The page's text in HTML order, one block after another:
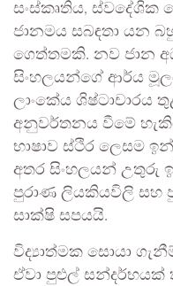
සංස්කෘතිය, ස්වදේශික
ජානමය සබඳතා යන
ගෙත්තමකි. නව ජාන
සිංහලයන්ගේ ආර්ය
ලාංකේය
අනුවර්තනය වීමේ
භාෂාව ස්ථිර ලෙසම
අතර සිංහලයන් උතුරු
පුරාණ ලියකියවිලි සහ
සාක්ෂි සපයයි.
විද්‍යාත්මක සොයා
ඒවා පුළුල්